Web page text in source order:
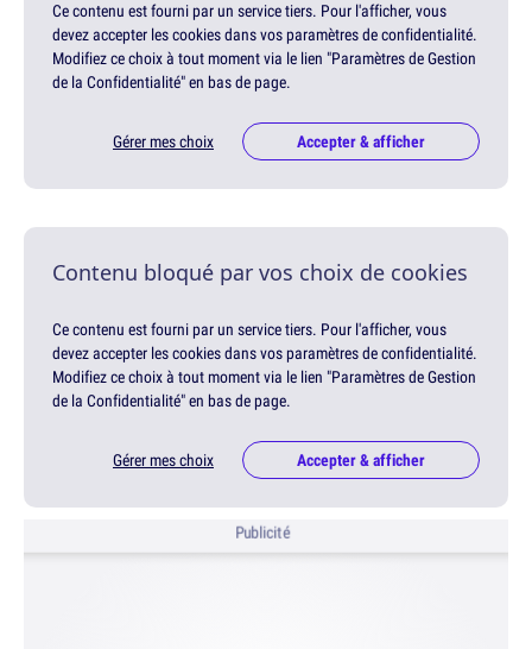
Ce contenu est fourni par un service tiers. Pour l'afficher, vous
devez accepter les cookies dans vos paramètres de confidentialité.
Modifiez ce choix à tout moment via le lien "Paramètres de Gestion
de la Confidentialité" en bas de page.
Gérer mes choix Accepter & afficher
Contenu bloqué par vos choix de cookies
Ce contenu est fourni par un service tiers. Pour l'afficher, vous
devez accepter les cookies dans vos paramètres de confidentialité.
Modifiez ce choix à tout moment via le lien "Paramètres de Gestion
de la Confidentialité" en bas de page.
Gérer mes choix Accepter & afficher
Publicité